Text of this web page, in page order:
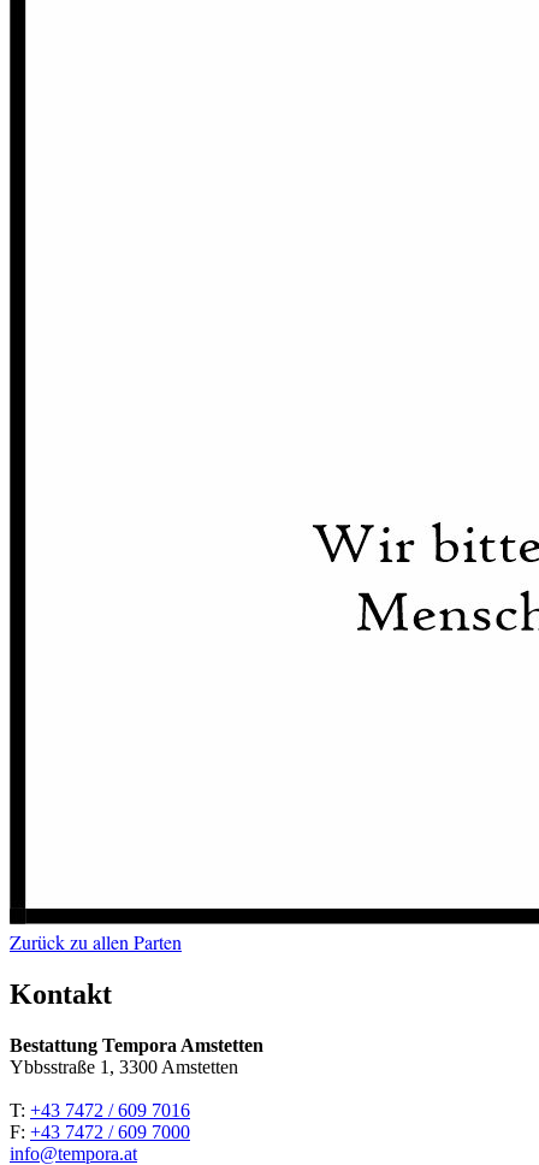
Zurück zu allen Parten
Kontakt
Bestattung Tempora Amstetten
Ybbsstraße 1, 3300 Amstetten
T: +43 7472 / 609 7016
F: +43 7472 / 609 7000
info@tempora.at